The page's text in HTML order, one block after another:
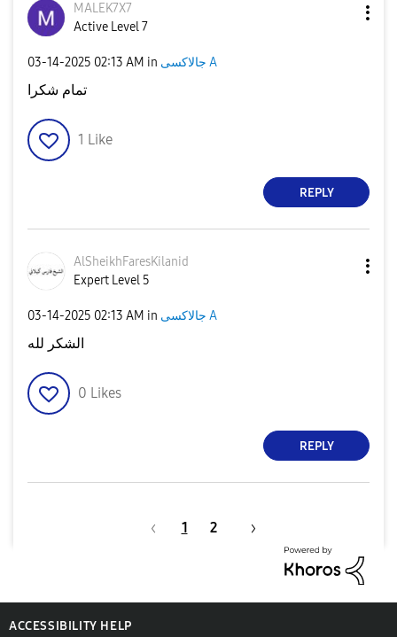
MALEK7X7
Active Level 7
‎03-14-2025 02:13 AM in جالاكسى A
تمام شكرا
1 Like
REPLY
AlSheikhFaresKilanid
Expert Level 5
‎03-14-2025 02:13 AM in جالاكسى A
الشكر لله
0 Likes
REPLY
1 2
ACCESSIBILITY HELP